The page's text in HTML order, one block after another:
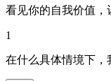
看见你的自我价值，
1
在什么具体情境下，